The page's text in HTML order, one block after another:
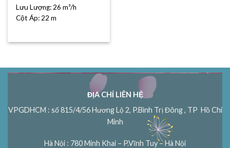
Lưu Lượng: 26 m³/h
Cột Áp: 22 m
ĐỊA CHỈ LIÊN HỆ
VPGDHCM : số 815/4/56 Hương Lộ 2, P.Bình Trị Đông , TP Hồ Chí
Minh
Hà Nội : 780 Minh Khai – P.Vĩnh Tuy – Hà Nội